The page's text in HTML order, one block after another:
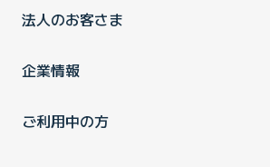
法人のお客さま
企業情報
ご利用中の方